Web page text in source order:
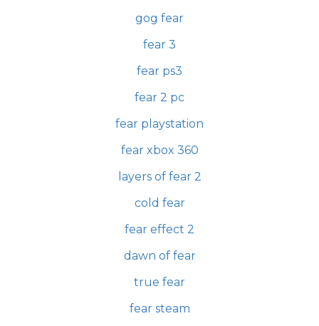
gog fear
fear 3
fear ps3
fear 2 pc
fear playstation
fear xbox 360
layers of fear 2
cold fear
fear effect 2
dawn of fear
true fear
fear steam